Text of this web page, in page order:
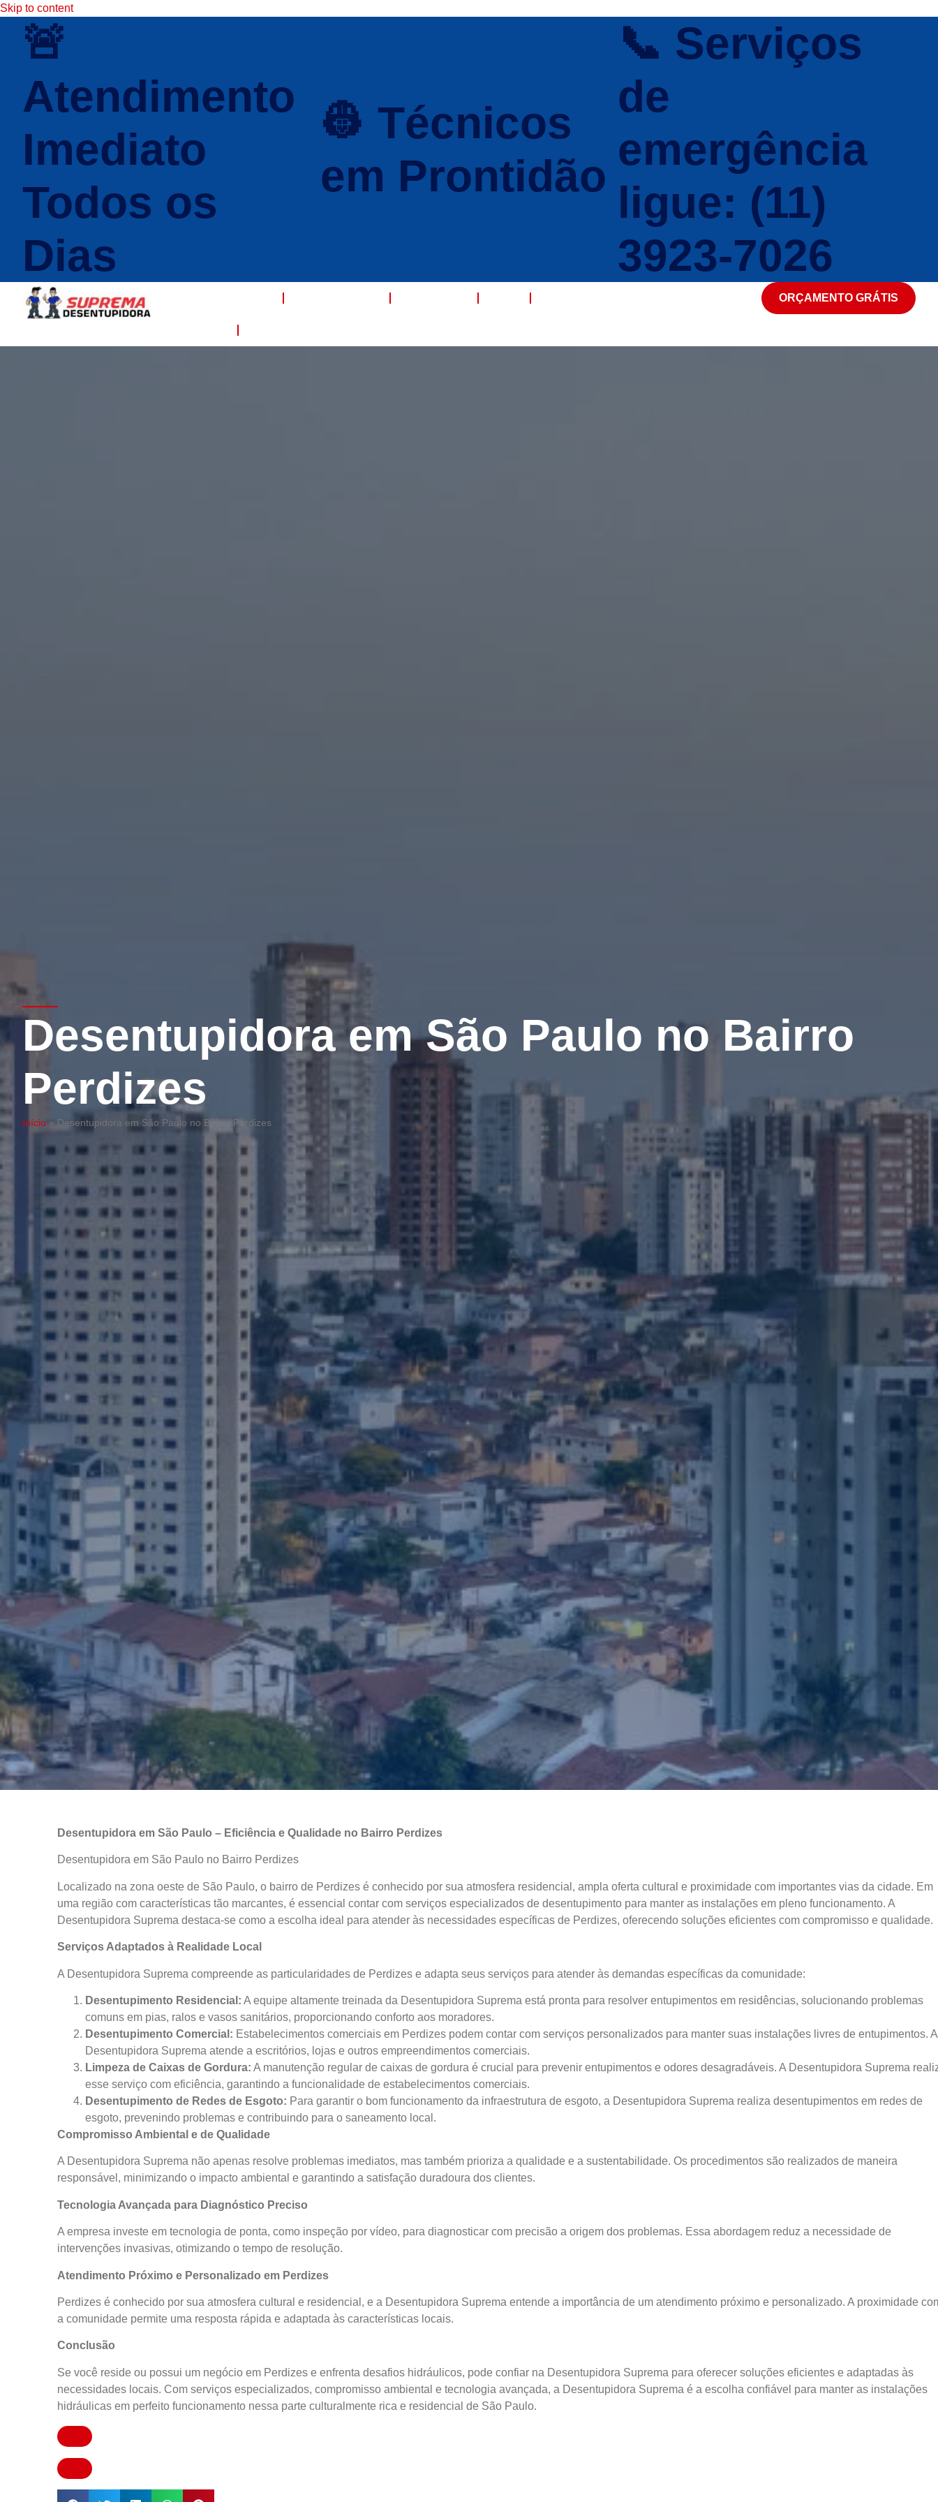
Skip to content
🚨
Atendimento
Imediato
Todos os
Dias
👷 Técnicos
em Prontidão
📞 Serviços
de
emergência
ligue: (11)
3923-7026
ORÇAMENTO GRÁTIS
Desentupidora em São Paulo no Bairro
Perdizes
Início » Desentupidora em São Paulo no Bairro Perdizes
Desentupidora em São Paulo – Eficiência e Qualidade no Bairro Perdizes
Desentupidora em São Paulo no Bairro Perdizes
Localizado na zona oeste de São Paulo, o bairro de Perdizes é conhecido por sua atmosfera residencial, ampla oferta cultural e proximidade com importantes vias da cidade. Em
uma região com características tão marcantes, é essencial contar com serviços especializados de desentupimento para manter as instalações em pleno funcionamento. A
Desentupidora Suprema destaca-se como a escolha ideal para atender às necessidades específicas de Perdizes, oferecendo soluções eficientes com compromisso e qualidade.
Serviços Adaptados à Realidade Local
A Desentupidora Suprema compreende as particularidades de Perdizes e adapta seus serviços para atender às demandas específicas da comunidade:
Desentupimento Residencial: A equipe altamente treinada da Desentupidora Suprema está pronta para resolver entupimentos em residências, solucionando problemas
comuns em pias, ralos e vasos sanitários, proporcionando conforto aos moradores.
Desentupimento Comercial: Estabelecimentos comerciais em Perdizes podem contar com serviços personalizados para manter suas instalações livres de entupimentos. A
Desentupidora Suprema atende a escritórios, lojas e outros empreendimentos comerciais.
Limpeza de Caixas de Gordura: A manutenção regular de caixas de gordura é crucial para prevenir entupimentos e odores desagradáveis. A Desentupidora Suprema
esse serviço com eficiência, garantindo a funcionalidade de estabelecimentos comerciais.
Desentupimento de Redes de Esgoto: Para garantir o bom funcionamento da infraestrutura de esgoto, a Desentupidora Suprema realiza desentupimentos em redes de
esgoto, prevenindo problemas e contribuindo para o saneamento local.
Compromisso Ambiental e de Qualidade
A Desentupidora Suprema não apenas resolve problemas imediatos, mas também prioriza a qualidade e a sustentabilidade. Os procedimentos são realizados de maneira
responsável, minimizando o impacto ambiental e garantindo a satisfação duradoura dos clientes.
Tecnologia Avançada para Diagnóstico Preciso
A empresa investe em tecnologia de ponta, como inspeção por vídeo, para diagnosticar com precisão a origem dos problemas. Essa abordagem reduz a necessidade de
intervenções invasivas, otimizando o tempo de resolução.
Atendimento Próximo e Personalizado em Perdizes
Perdizes é conhecido por sua atmosfera cultural e residencial, e a Desentupidora Suprema entende a importância de um atendimento próximo e personalizado. A proximidade
a comunidade permite uma resposta rápida e adaptada às características locais.
Conclusão
Se você reside ou possui um negócio em Perdizes e enfrenta desafios hidráulicos, pode confiar na Desentupidora Suprema para oferecer soluções eficientes e adaptadas às
necessidades locais. Com serviços especializados, compromisso ambiental e tecnologia avançada, a Desentupidora Suprema é a escolha confiável para manter as instalações
hidráulicas em perfeito funcionamento nessa parte culturalmente rica e residencial de São Paulo.